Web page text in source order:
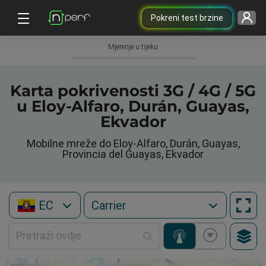
Pokreni test brzine
Mjerenje u tijeku
Karta pokrivenosti 3G / 4G / 5G
u Eloy-Alfaro, Durán, Guayas,
Ekvador
Mobilne mreže do Eloy-Alfaro, Durán, Guayas,
Provincia del Guayas, Ekvador
EC